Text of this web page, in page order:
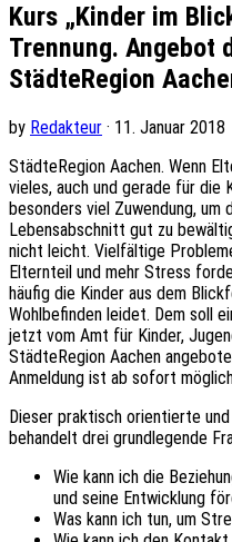
Kurs „Kinder im
Trennung. Angebot
StädteRegion
by Redakteur · 11. Januar 2018
StädteRegion Aachen. Wenn
vieles, auch und gerade für die
besonders viel Zuwendung, um
Lebensabschnitt gut zu
nicht leicht. Vielfältige
Elternteil und mehr Stress
häufig die Kinder aus dem
Wohlbefinden leidet. Dem soll
jetzt vom Amt für Kinder,
StädteRegion Aachen
Anmeldung ist ab sofort
Dieser praktisch orientierte
behandelt drei grundlegende
Wie kann ich die
und seine Entwicklung
Was kann ich tun, um